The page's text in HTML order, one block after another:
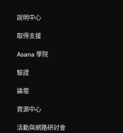
說明中心
取得支援
Asana 學院
驗證
論壇
資源中心
活動與網路研討會